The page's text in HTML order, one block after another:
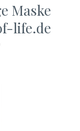
Maske
life.de